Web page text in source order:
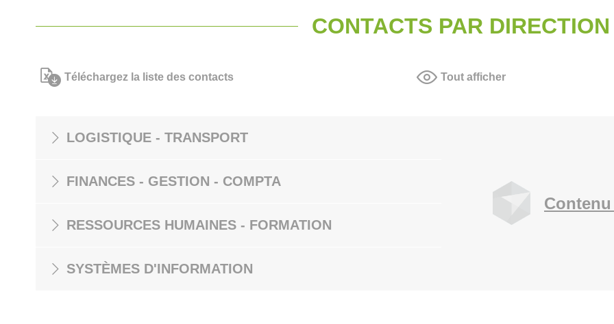
CONTACTS PAR DIRECTION
Téléchargez la liste des contacts Tout afficher
LOGISTIQUE - TRANSPORT
FINANCES - GESTION - COMPTA
RESSOURCES HUMAINES - FORMATION
SYSTÈMES D'INFORMATION